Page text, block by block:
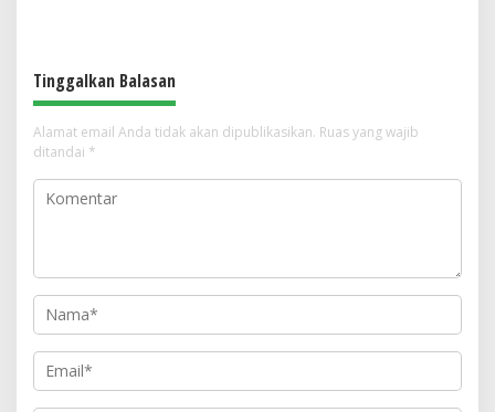
Tinggalkan Balasan
Alamat email Anda tidak akan dipublikasikan. Ruas yang wajib
ditandai *